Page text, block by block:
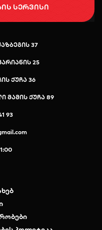
სერვისი
37
25
ქუჩა 36
მამის ქუჩა 89
93